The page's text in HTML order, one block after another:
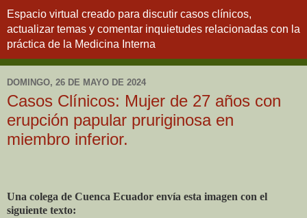
Espacio virtual creado para discutir casos clínicos,
actualizar temas y comentar inquietudes relacionadas con la
práctica de la Medicina Interna
DOMINGO, 26 DE MAYO DE 2024
Casos Clínicos: Mujer de 27 años con
erupción papular pruriginosa en
miembro inferior.
Una colega de Cuenca Ecuador envía esta imagen con el
siguiente texto: